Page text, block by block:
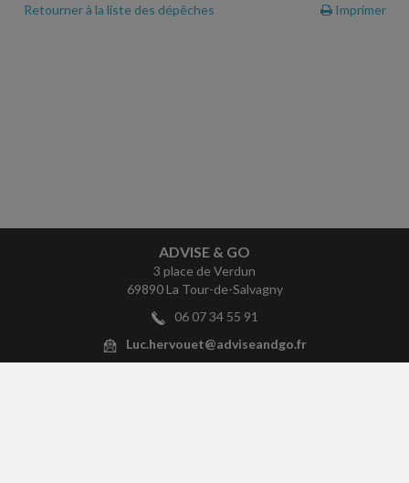
Retourner à la liste des dépêches
Imprimer
ADVISE & GO
3 place de Verdun
69890 La Tour-de-Salvagny
06 07 34 55 91
Luc.hervouet@adviseandgo.fr